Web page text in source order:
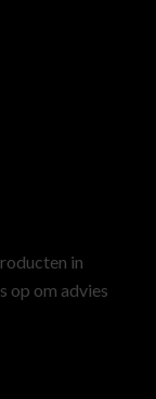
in
op om advies